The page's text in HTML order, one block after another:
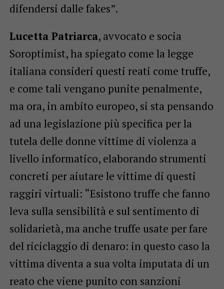
difendersi dalle fakes”.
Lucetta Patriarca, avvocato e socia
Soroptimist, ha spiegato come la legge
italiana consideri questi reati come truffe,
e come tali vengano punite penalmente,
ma ora, in ambito europeo, si sta pensando
ad una legislazione più specifica per la
tutela delle donne vittime di violenza a
livello informatico, elaborando strumenti
concreti per aiutare le vittime di questi
raggiri virtuali: “Esistono truffe che fanno
leva sulla sensibilità e sul sentimento di
solidarietà, ma anche truffe usate per fare
del riciclaggio di denaro: in questo caso la
vittima diventa a sua volta imputata di un
reato che viene punito con sanzioni